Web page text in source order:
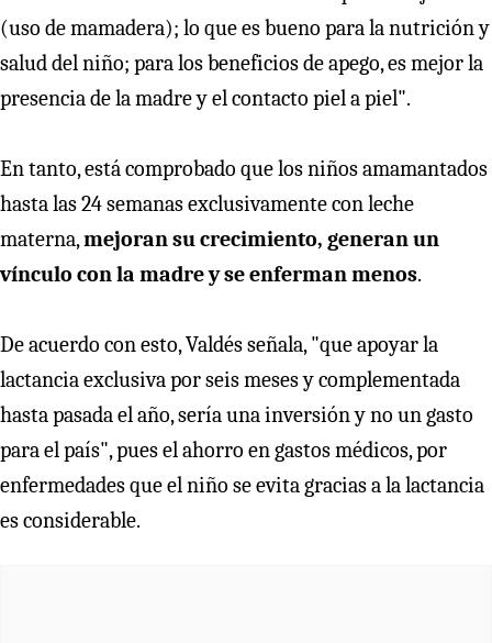
(uso de mamadera); lo que es bueno para la nutrición y
salud del niño; para los beneficios de apego, es mejor la
presencia de la madre y el contacto piel a piel".
En tanto, está comprobado que los niños amamantados
hasta las 24 semanas exclusivamente con leche
materna,mejoran su crecimiento, generan un
vínculo con la madre y se enferman menos.
De acuerdo con esto, Valdés señala, "que apoyar la
lactancia exclusiva por seis meses y complementada
hasta pasada el año, sería una inversión y no un gasto
para el país", pues el ahorro en gastos médicos, por
enfermedades que el niño se evita gracias a la lactancia
es considerable.